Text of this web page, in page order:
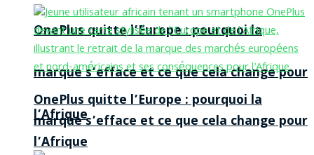
OnePlus quitte l’Europe : pourquoi la
marque s’efface et ce que cela change pour
l’Afrique
OnePlus quitte l’Europe : pourquoi la
marque s’efface et ce que cela change pour
l’Afrique